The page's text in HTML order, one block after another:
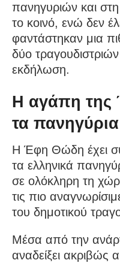
πανηγυριών και
το κοινό, ενώ δεν
φαντάστηκαν μια
δύο
εκδήλωση.
Η αγάπη της
τα πανηγύρια
Η Έφη Θώδη έχει
τα ελληνικά
σε ολόκληρη τη
τις πιο
του δημοτικού
Μέσα από την
αναδείξει ακριβώς